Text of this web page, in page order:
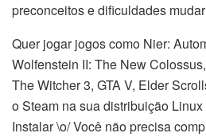
preconceitos e dificuldades mudar
Quer jogar jogos como Nier:
Wolfenstein II: The New
The Witcher 3, GTA V, Elder
o Steam na sua distribuição
Instalar \o/ Você não precisa